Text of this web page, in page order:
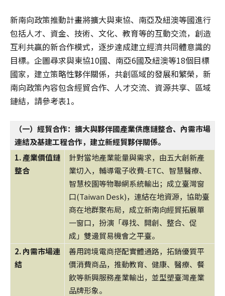
新南向政策推動計畫將擴大與東協、南亞及紐澳等國進行
包括人才、資金、技術、文化、教育等的互動交流，創造
互利共贏的新合作模式，逐步達成建立經濟共同體意識的
目標。企圖尋求與東協10國、南亞6國及紐澳等18個目標
國家，建立策略性夥伴關係，共創區域的發展和繁榮，新
南向政策內容包含經貿合作、人才交流、資源共享、區域
鏈結，請參考表1。
（一）經貿合作：擴大與夥伴國產業供應鏈整合、內需市場
連結及基建工程合作，建立新經貿夥伴關係。
1. 產業價值鏈
整合
針對當地產業能量與需求，由五大創新產
業切入，輔導電子收費-ETC、智慧醫療、
智慧校園等物聯網系統輸出；成立臺灣窗
口(Taiwan Desk)，連結在地資源，協助臺
商在地群聚布局，成立新南向經貿拓展單
一窗口，扮演「尋找、開創、整合、促
成」雙邊貿易機會之平臺。
2. 內需市場連
結
善用跨境電商搭配實體通路，拓銷優質平
價消費商品，推動教育、健康、醫療、餐
飲等新興服務產業輸出，並型塑臺灣產業
品牌形象。